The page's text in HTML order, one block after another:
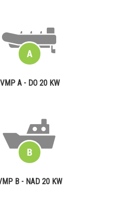
VMP A - DO 20 KW
B - NAD 20 KW